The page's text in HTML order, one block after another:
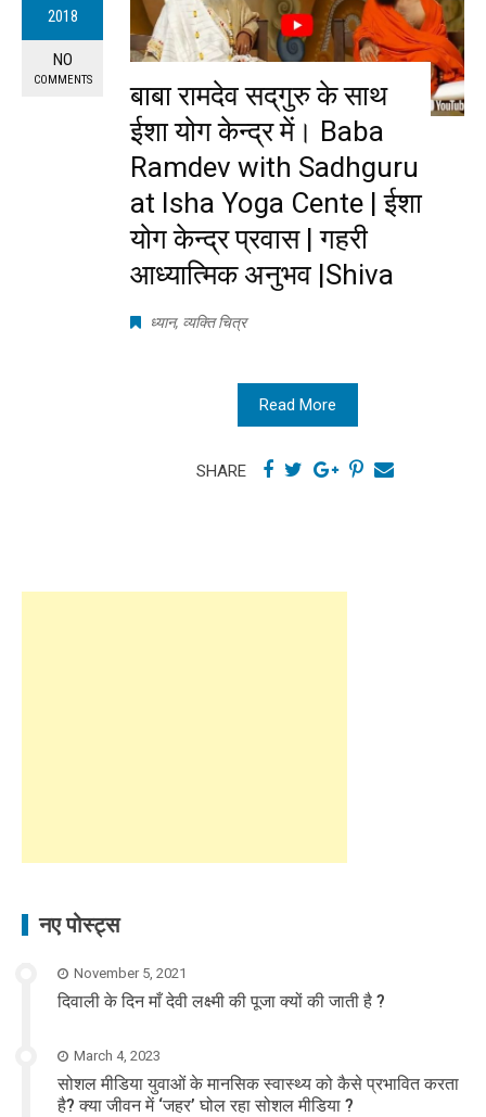
2018
NO
COMMENTS
बाबा रामदेव सद्‌गुरु के साथ
ईशा योग केन्द्र में। Baba
Ramdev with Sadhguru
at Isha Yoga Cente | ईशा
योग केन्द्र प्रवास | गहरी
आध्यात्मिक अनुभव |Shiva
ध्यान, व्यक्ति चित्र
Read More
SHARE
नए पोस्ट्स
November 5, 2021
दिवाली के दिन माँ देवी लक्ष्मी की पूजा क्यों की जाती है ?
March 4, 2023
सोशल मीडिया युवाओं के मानसिक स्वास्थ्य को कैसे प्रभावित करता
है? क्या जीवन में ‘जहर’ घोल रहा सोशल मीडिया ?